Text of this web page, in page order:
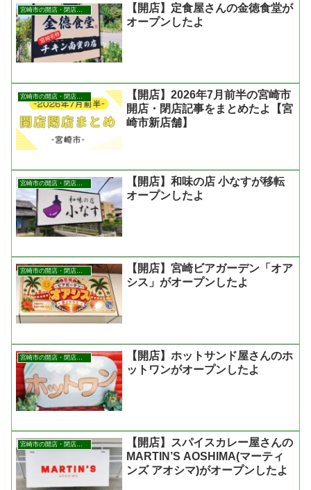
【開店】定食屋さんの金徳食堂が
オープンしたよ
宮崎市の開店・閉店まとめ
【開店】2026年7月前半の宮崎市
開店・閉店記事をまとめたよ【宮
崎市新店舗】
宮崎市の開店・閉店まとめ
【開店】和味の店 小なすが移転
オープンしたよ
【開店】宮崎ビアガーデン「オア
シス」がオープンしたよ
【開店】ホットサンド屋さんのホ
ットワンがオープンしたよ
宮崎市の開店・閉店まとめ
【開店】スパイスカレー屋さんの
MARTIN’S AOSHIMA(マーティ
ンズ アオシマ)がオープンしたよ